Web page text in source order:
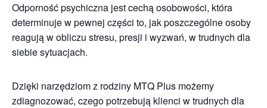
Odporność psychiczna jest cechą osobowości, która
determinuje w pewnej części to, jak poszczególne osoby
reagują w obliczu stresu, presji i wyzwań, w trudnych dla
siebie sytuacjach.
Dzięki narzędziom z rodziny MTQ Plus możemy
zdiagnozować, czego potrzebują klienci w trudnych dla